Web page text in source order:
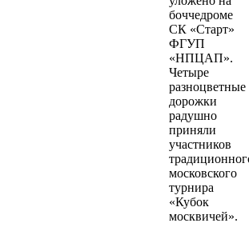
боччедроме
СК «Старт»
ФГУП
«НПЦАП».
Четыре
разноцветные
дорожки
радушно
приняли
участников
московского
турнира
«Кубок
москвичей».